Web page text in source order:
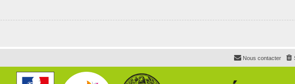
Nous contacter